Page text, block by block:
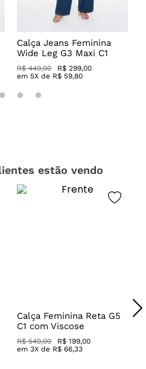
Calça Jeans Feminina
Wide Leg G3 Maxi C1
R$ 449,00
R$ 299,00
em 5X de R$ 59,80
estão vendo
Calça Feminina Reta G5
C1 com Viscose
R$ 549,00
R$ 199,00
em 3X de R$ 66,33